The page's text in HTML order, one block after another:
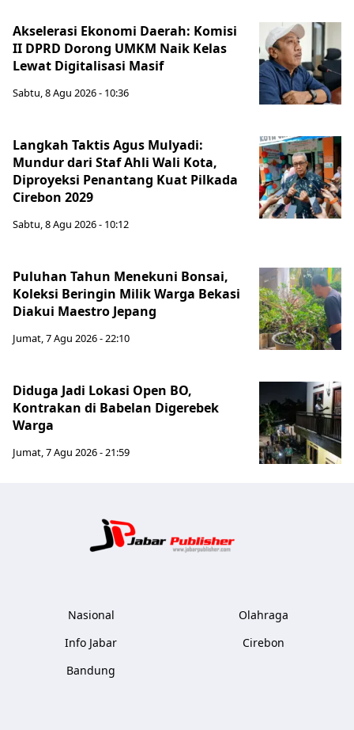
Akselerasi Ekonomi Daerah: Komisi
II DPRD Dorong UMKM Naik Kelas
Lewat Digitalisasi Masif
Sabtu, 8 Agu 2026 - 10:36
Langkah Taktis Agus Mulyadi:
Mundur dari Staf Ahli Wali Kota,
Diproyeksi Penantang Kuat Pilkada
Cirebon 2029
Sabtu, 8 Agu 2026 - 10:12
Puluhan Tahun Menekuni Bonsai,
Koleksi Beringin Milik Warga Bekasi
Diakui Maestro Jepang
Jumat, 7 Agu 2026 - 22:10
Diduga Jadi Lokasi Open BO,
Kontrakan di Babelan Digerebek
Warga
Jumat, 7 Agu 2026 - 21:59
Nasional
Info Jabar
Bandung
Olahraga
Cirebon